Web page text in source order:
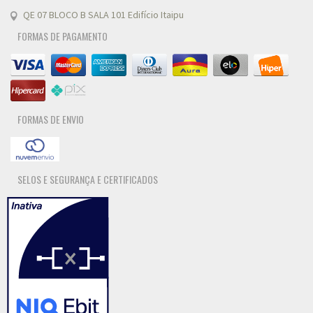
QE 07 BLOCO B SALA 101 Edifício Itaipu
FORMAS DE PAGAMENTO
FORMAS DE ENVIO
SELOS E SEGURANÇA E CERTIFICADOS